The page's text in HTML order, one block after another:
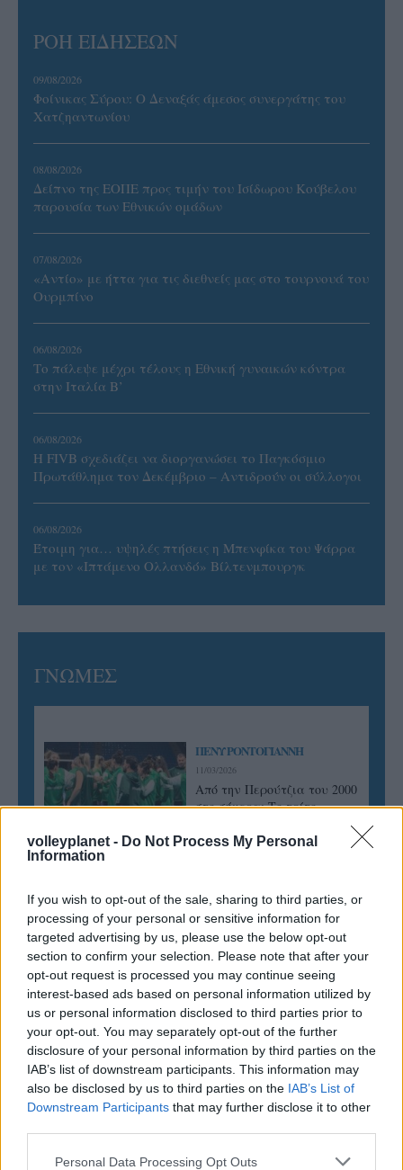
volleyplanet - Do Not Process My Personal
Information
If you wish to opt-out of the sale, sharing to third parties, or
processing of your personal or sensitive information for
targeted advertising by us, please use the below opt-out
section to confirm your selection. Please note that after your
opt-out request is processed you may continue seeing
interest-based ads based on personal information utilized by
us or personal information disclosed to third parties prior to
your opt-out. You may separately opt-out of the further
disclosure of your personal information by third parties on the
IAB’s list of downstream participants. This information may
also be disclosed by us to third parties on the IAB’s List of
Downstream Participants that may further disclose it to other
Please note that this website/app uses one or more Google
Personal Data Processing Opt Outs
ΡΟΗ ΕΙΔΗΣΕΩΝ
09/08/2026
Φοίνικας Σύρου: Ο Δεναξάς άμεσος συνεργάτης του
Χατζηαντωνίου
08/08/2026
Δείπνο της ΕΟΠΕ προς τιμήν του Ισίδωρου Κούβελου
παρουσία των Εθνικών ομάδων
07/08/2026
«Αντίο» με ήττα για τις διεθνείς μας στο τουρνουά του
Ουρμπίνο
06/08/2026
Το πάλεψε μέχρι τέλους η Εθνική γυναικών κόντρα
στην Ιταλία Β’
06/08/2026
Η FIVB σχεδιάζει να διοργανώσει το Παγκόσμιο
Πρωτάθλημα τον Δεκέμβριο – Αντιδρούν οι σύλλογοι
06/08/2026
Έτοιμη για… υψηλές πτήσεις η Μπενφίκα του Ψάρρα
με τον «Ιπτάμενο Ολλανδό» Βίλτενμπουργκ
ΓΝΩΜΕΣ
ΠΕΝΥ ΡΟΝΤΟΓΙΑΝΝΗ
11/03/2026
Από την Περούτζια του 2000
στο σήμερα: Tο τρίτο
Παναθηναϊκού με την
ΗΛΙΑΣ ΠΑΠΑΪΩΑΝΝΟΥ
Αναγνώριση και σεβασμός
οι σημαντικότερες νίκες του
Α.Ο. Θήρας